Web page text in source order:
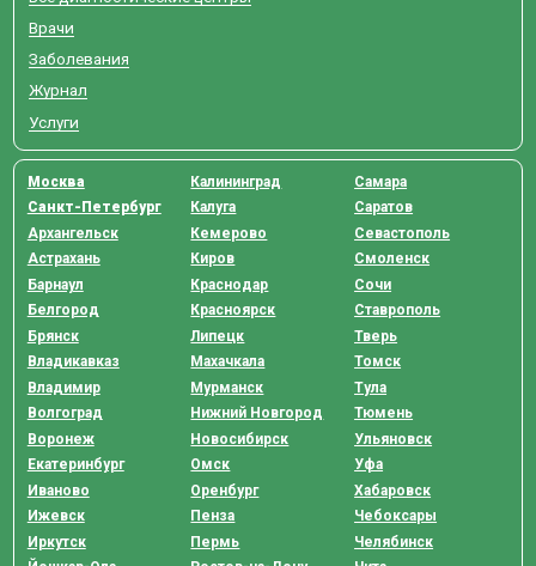
Врачи
Заболевания
Журнал
Услуги
Москва
Санкт-Петербург
Архангельск
Астрахань
Барнаул
Белгород
Брянск
Владикавказ
Владимир
Волгоград
Воронеж
Екатеринбург
Иваново
Ижевск
Иркутск
Калининград
Калуга
Кемерово
Киров
Краснодар
Красноярск
Липецк
Махачкала
Мурманск
Нижний Новгород
Новосибирск
Омск
Оренбург
Пенза
Пермь
Самара
Саратов
Севастополь
Смоленск
Сочи
Ставрополь
Тверь
Томск
Тула
Тюмень
Ульяновск
Уфа
Хабаровск
Чебоксары
Челябинск